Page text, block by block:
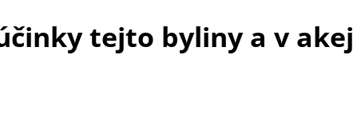
tejto byliny a v akej